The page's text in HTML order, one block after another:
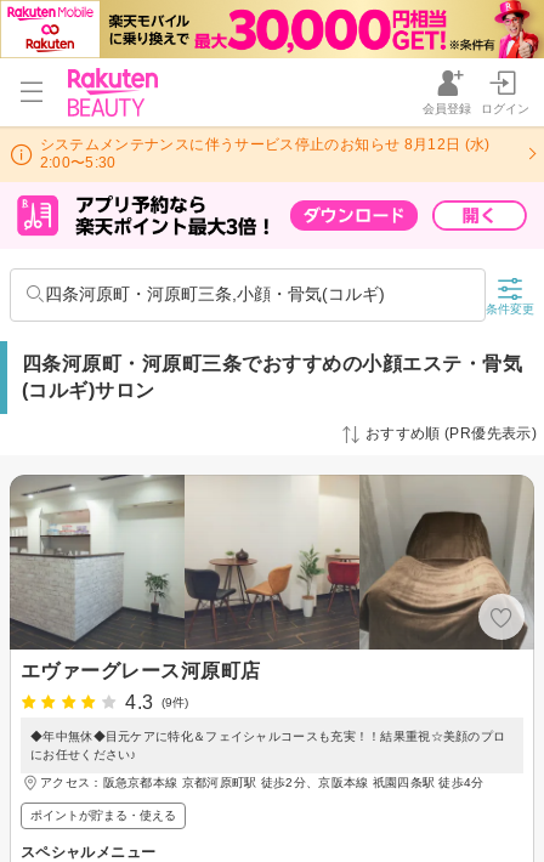
会員登録 ログイン
システムメンテナンスに伴うサービス停止のお知らせ 8月12日 (水)
2:00〜5:30
四条河原町・河原町三条,小顔・骨気(コルギ)
条件変更
四条河原町・河原町三条でおすすめの小顔エステ・骨気
(コルギ)サロン
おすすめ順 (PR優先表示)
エヴァーグレース河原町店
4.3
(9件)
◆年中無休◆目元ケアに特化＆フェイシャルコースも充実！！結果重視☆美顔のプロ
にお任せください♪
アクセス：阪急京都本線 京都河原町駅 徒歩2分、京阪本線 祇園四条駅 徒歩4分
ポイントが貯まる・使える
スペシャルメニュー